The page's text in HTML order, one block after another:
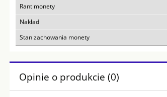
Rant monety
Nakład
Stan zachowania monety
Opinie o produkcie (0)